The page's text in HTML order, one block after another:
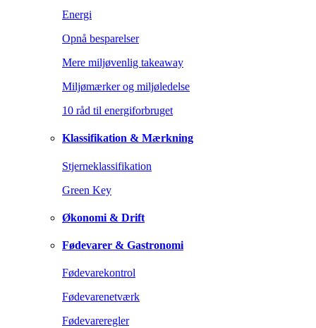
Energi
Opnå besparelser
Mere miljøvenlig takeaway
Miljømærker og miljøledelse
10 råd til energiforbruget
Klassifikation & Mærkning
Stjerneklassifikation
Green Key
Økonomi & Drift
Fødevarer & Gastronomi
Fødevarekontrol
Fødevarenetværk
Fødevareregler